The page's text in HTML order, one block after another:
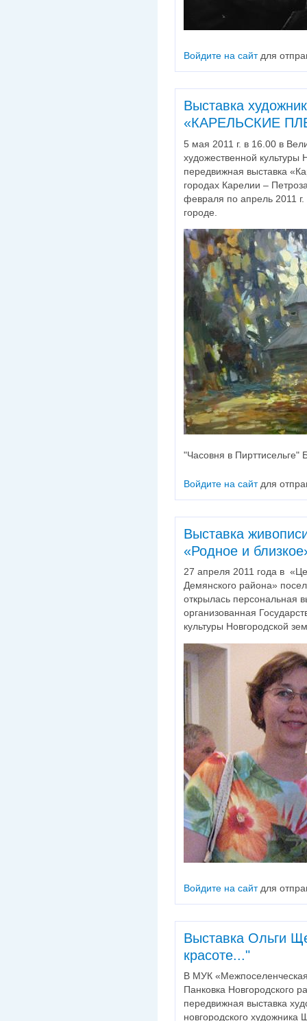
Войдите на сайтдля
Выставка
«КАРЕЛЬСКИЕ
5 мая 2011 г. в 16.00 в
художественной культуры
передвижная выставка
городах Карелии –
февраля по апрель 2011
городе.
"Часовня в Пирттисельге"
Войдите на сайтдля
Выставка
«Родное и
27 апреля 2011 года в
Демянского района»
открылась персональная
организованная
культуры Новгородской
Войдите на сайтдля
Выставка Ольги
красоте..."
В МУК
Панковка Новгородского
передвижная выставка
новгородского